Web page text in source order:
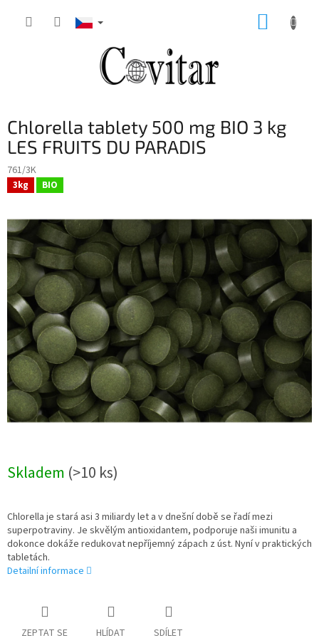
Chlorella tablety 500 mg BIO 3 kg
LES FRUITS DU PARADIS
761/3K
3kg BIO
Skladem (>10 ks)
Chlorella je stará asi 3 miliardy let a v dnešní době se řadí mezi
superpotraviny. Je skvělým antioxidantem, podporuje naši imunitu a
dokonce dokáže redukovat nepříjemný zápach z úst. Nyní v praktických
tabletách.
Detailní informace
ZEPTAT SE HLÍDAT SDÍLET